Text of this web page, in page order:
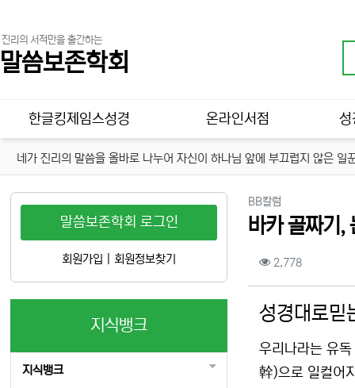
진리의 서적만을 출간하는
말씀보존학회
메인 메뉴
한글킹제임스성경 온라인서점 성
네가 진리의 말씀을 올바로 나누어 자신이 하나님 앞에 부끄럽지 않은
BB칼럼
바카 골짜기,
컨텐츠 정보
2,778조회
성경대로믿
우리나라는 유
幹)으로 일컬어
말씀보존학회 로그인
회원가입 회원정보찾기
지식뱅크
지식뱅크